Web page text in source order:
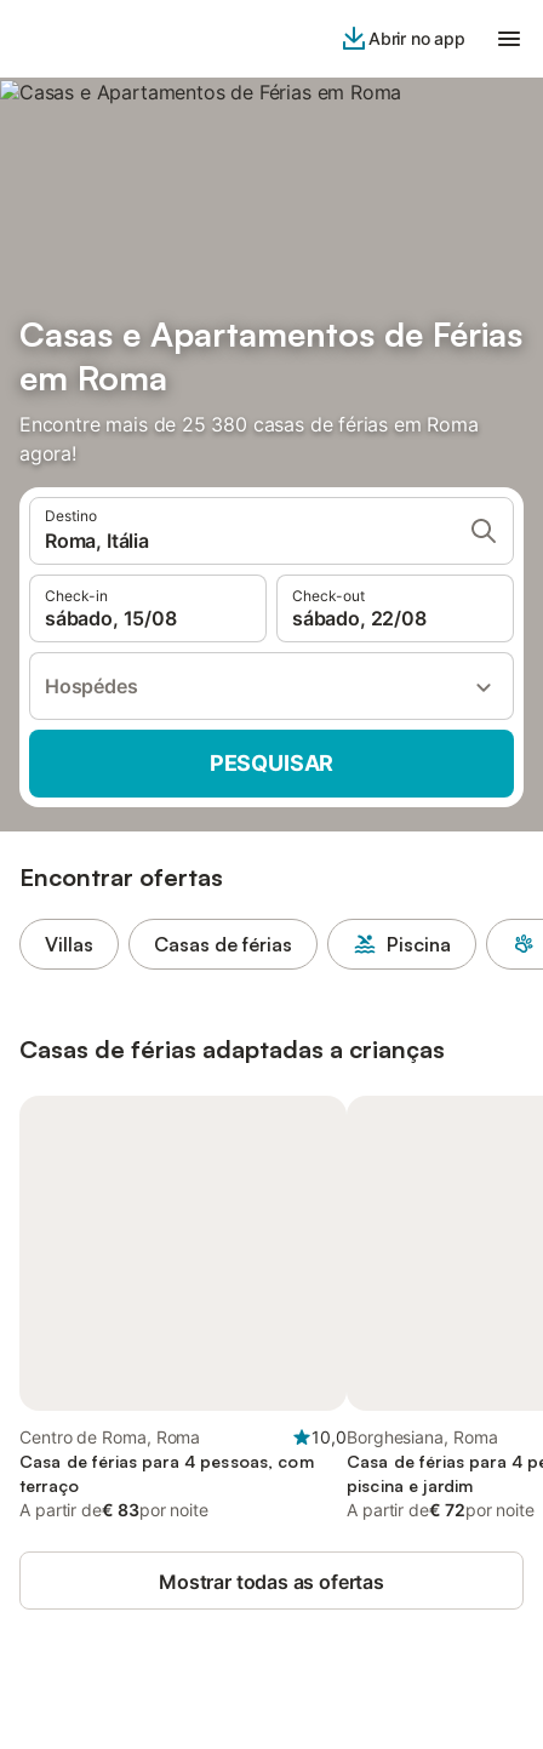
Abrir no app
Casas e Apartamentos de Férias
em Roma
Encontre mais de 25 380 casas de férias em Roma
agora!
Destino
Roma, Itália
Check-in
sábado, 15/08
Check-out
sábado, 22/08
Hospédes
PESQUISAR
Encontrar ofertas
Villas Casas de férias Piscina
Casas de férias adaptadas a crianças
Centro de Roma, Roma
10,0
Casa de férias para 4 pessoas, com
terraço
A partir de€ 83por noite
Borghesiana, Roma
Casa de férias para 4
piscina e jardim
A partir de€ 72por noite
Mostrar todas as ofertas